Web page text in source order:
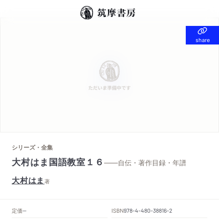
share
share
シリーズ・全集
大村はま国語教室１６ ——自伝・著作目録・年譜
大村はま著
定価-- ISBN978-4-480-38816-2